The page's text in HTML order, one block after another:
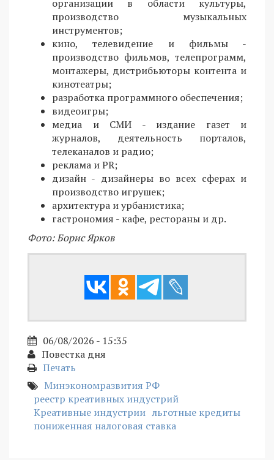
организации в области культуры,
производство музыкальных
инструментов;
кино, телевидение и фильмы -
производство фильмов, телепрограмм,
монтажеры, дистрибьюторы контента и
кинотеатры;
разработка программного обеспечения;
видеоигры;
медиа и СМИ - издание газет и
журналов, деятельность порталов,
телеканалов и радио;
реклама и PR;
дизайн - дизайнеры во всех сферах и
производство игрушек;
архитектура и урбанистика;
гастрономия - кафе, рестораны и др.
Фото: Борис Ярков
06/08/2026 - 15:35
Повестка дня
Печать
Минэкономразвития РФ
реестр креативных индустрий
Креативные индустрии льготные кредиты
пониженная налоговая ставка